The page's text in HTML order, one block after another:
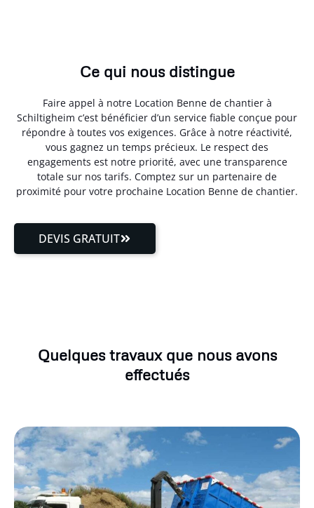
Ce qui nous distingue
Faire appel à notre Location Benne de chantier à
Schiltigheim c’est bénéficier d’un service fiable conçue pour
répondre à toutes vos exigences. Grâce à notre réactivité,
vous gagnez un temps précieux. Le respect des
engagements est notre priorité, avec une transparence
totale sur nos tarifs. Comptez sur un partenaire de
proximité pour votre prochaine Location Benne de chantier.
DEVIS GRATUIT
Quelques travaux que nous avons
effectués